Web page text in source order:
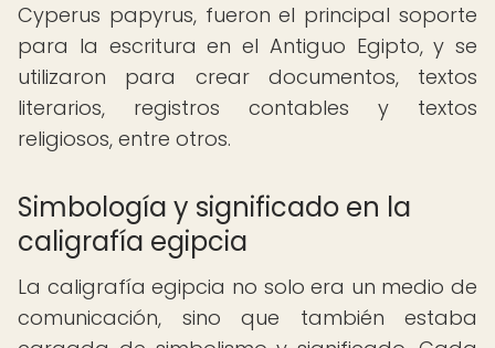
Cyperus papyrus, fueron el principal soporte
para la escritura en el Antiguo Egipto, y se
utilizaron para crear documentos, textos
literarios, registros contables y textos
religiosos, entre otros.
Simbología y significado en la
caligrafía egipcia
La caligrafía egipcia no solo era un medio de
comunicación, sino que también estaba